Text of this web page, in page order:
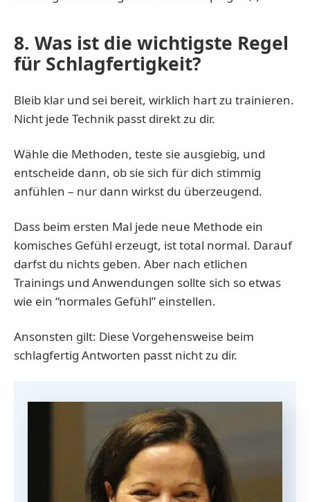
8. Was ist die wichtigste Regel
für Schlagfertigkeit?
Bleib klar und sei bereit, wirklich hart zu trainieren.
Nicht jede Technik passt direkt zu dir.
Wähle die Methoden, teste sie ausgiebig, und
entscheide dann, ob sie sich für dich stimmig
anfühlen – nur dann wirkst du überzeugend.
Dass beim ersten Mal jede neue Methode ein
komisches Gefühl erzeugt, ist total normal. Darauf
darfst du nichts geben. Aber nach etlichen
Trainings und Anwendungen sollte sich so etwas
wie ein “normales Gefühl” einstellen.
Ansonsten gilt: Diese Vorgehensweise beim
schlagfertig Antworten passt nicht zu dir.